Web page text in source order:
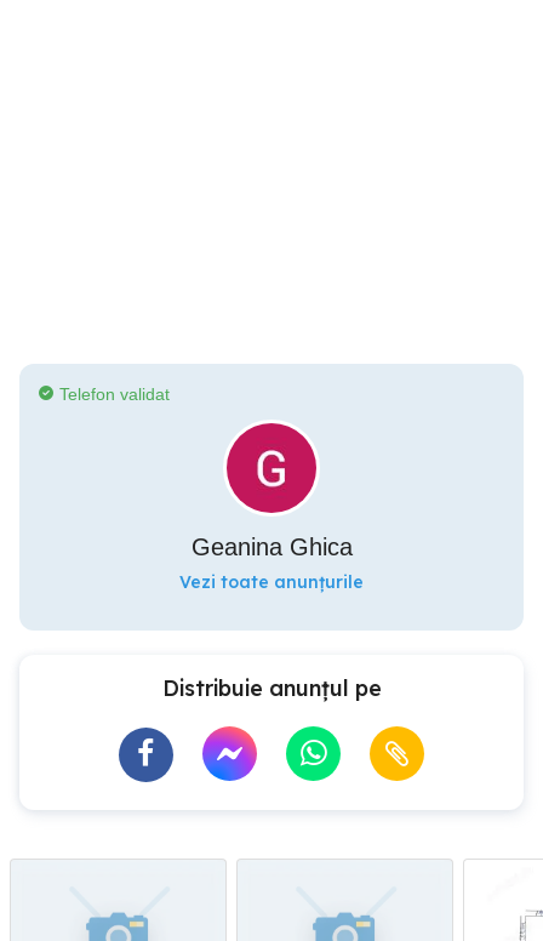
Telefon validat
Geanina Ghica
Vezi toate anunțurile
Distribuie anunțul pe